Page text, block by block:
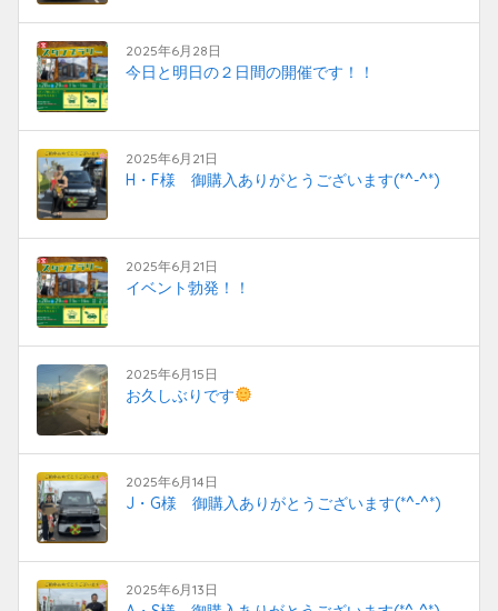
2025年6月28日
今日と明日の２日間の開催です！！
2025年6月21日
H・F様 御購入ありがとうございます(*^-^*)
2025年6月21日
イベント勃発！！
2025年6月15日
お久しぶりです
2025年6月14日
J・G様 御購入ありがとうございます(*^-^*)
2025年6月13日